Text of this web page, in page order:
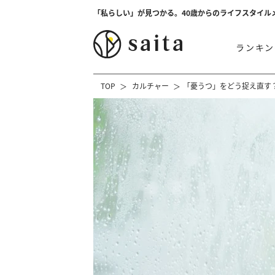
「私らしい」が見つかる。40歳からのライフスタイル
ランキ
TOP カルチャー 「憂うつ」をどう捉え直